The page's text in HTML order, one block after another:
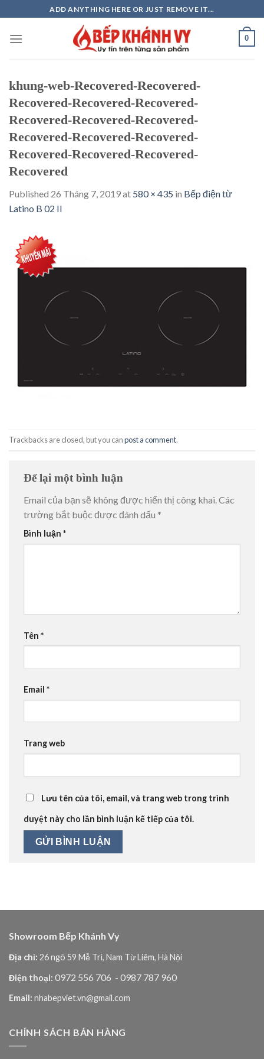
to
content
ADD ANYTHING HERE OR JUST REMOVE IT...
0
khung-web-Recovered-Recovered-
Recovered-Recovered-Recovered-
Recovered-Recovered-Recovered-
Recovered-Recovered-Recovered-
Recovered-Recovered-Recovered-
Recovered
Published 26 Tháng 7, 2019at 580 × 435 in Bếp điện từ
Latino B 02 II
Trackbacks are closed, but you canpost a comment.
Để lại một bình luận
Email của bạn sẽ không được hiển thị công khai.Các
trường bắt buộc được đánh dấu *
Bình luận *
Tên *
Email *
Trang web
Lưu tên của tôi, email, và trang web trong trình
duyệt này cho lần bình luận kế tiếp của tôi.
Showroom Bếp Khánh Vy
Địa chỉ: 26 ngõ 59 Mễ Trì, Nam Từ Liêm, Hà Nội
Điện thoại: 0972 556 706 - 0987 787 960
Email: nhabepviet.vn@gmail.com
CHÍNH SÁCH BÁN HÀNG